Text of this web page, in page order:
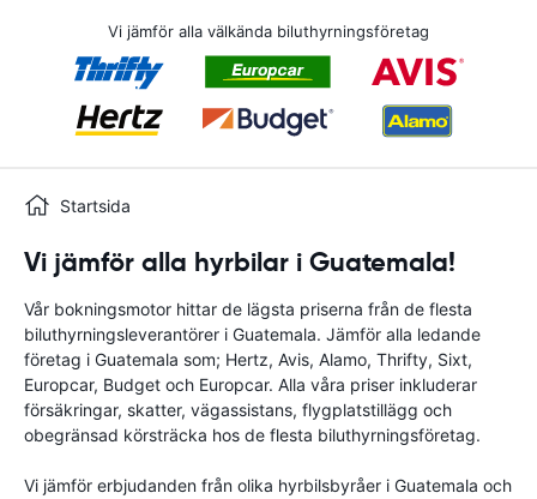
Vi jämför alla välkända biluthyrningsföretag
Startsida
Vi jämför alla hyrbilar i Guatemala!
Vår bokningsmotor hittar de lägsta priserna från de flesta
biluthyrningsleverantörer i Guatemala. Jämför alla ledande
företag i Guatemala som; Hertz, Avis, Alamo, Thrifty, Sixt,
Europcar, Budget och Europcar. Alla våra priser inkluderar
försäkringar, skatter, vägassistans, flygplatstillägg och
obegränsad körsträcka hos de flesta biluthyrningsföretag.
Vi jämför erbjudanden från olika hyrbilsbyråer i Guatemala och